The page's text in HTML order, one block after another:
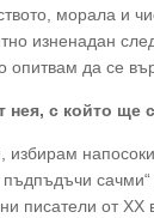
морала и
изненадан
опитвам да се
нея, с който ще
избирам
писатели от